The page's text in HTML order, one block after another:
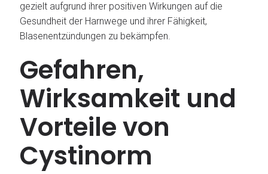
gezielt aufgrund ihrer positiven Wirkungen auf die
Gesundheit der Harnwege und ihrer Fähigkeit,
Blasenentzündungen zu bekämpfen.
Gefahren,
Wirksamkeit und
Vorteile von
Cystinorm